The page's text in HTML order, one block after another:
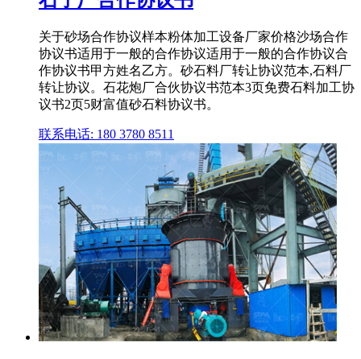
关于砂场合作协议样本粉体加工设备厂家价格沙场合作
协议书适用于一般的合作协议适用于一般的合作协议合
作协议书甲方姓名乙方。砂石料厂转让协议范本,石料厂
转让协议。石花炮厂合伙协议书范本3页免费石料加工协
议书2页5财富值砂石料协议书。
联系电话: 180 3780 8511